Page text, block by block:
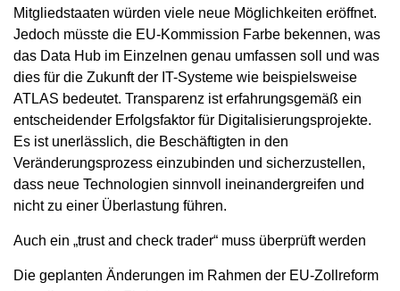
Mitgliedstaaten würden viele neue Möglichkeiten eröffnet.
Jedoch müsste die EU-Kommission Farbe bekennen, was
das Data Hub im Einzelnen genau umfassen soll und was
dies für die Zukunft der IT-Systeme wie beispielsweise
ATLAS bedeutet. Transparenz ist erfahrungsgemäß ein
entscheidender Erfolgsfaktor für Digitalisierungsprojekte.
Es ist unerlässlich, die Beschäftigten in den
Veränderungsprozess einzubinden und sicherzustellen,
dass neue Technologien sinnvoll ineinandergreifen und
nicht zu einer Überlastung führen.
Auch ein „trust and check trader“ muss überprüft werden
Die geplanten Änderungen im Rahmen der EU-Zollreform